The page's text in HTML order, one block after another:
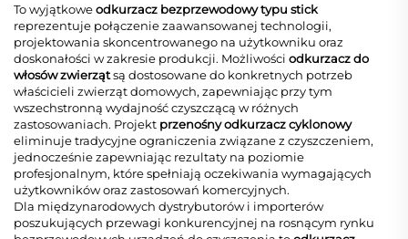
To wyjątkoweodkurzacz bezprzewodowy typu stick
reprezentuje połączenie zaawansowanej technologii,
projektowania skoncentrowanego na użytkowniku oraz
doskonałości w zakresie produkcji. Możliwości odkurzacz do
włosów zwierzątsą dostosowane do konkretnych potrzeb
właścicieli zwierząt domowych, zapewniając przy tym
wszechstronną wydajność czyszczącą w różnych
zastosowaniach. Projekt przenośny odkurzacz cyklonowy
eliminuje tradycyjne ograniczenia związane z czyszczeniem,
jednocześnie zapewniając rezultaty na poziomie
profesjonalnym, które spełniają oczekiwania wymagających
użytkowników oraz zastosowań komercyjnych.
Dla międzynarodowych dystrybutorów i importerów
poszukujących przewagi konkurencyjnej na rosnącym rynku